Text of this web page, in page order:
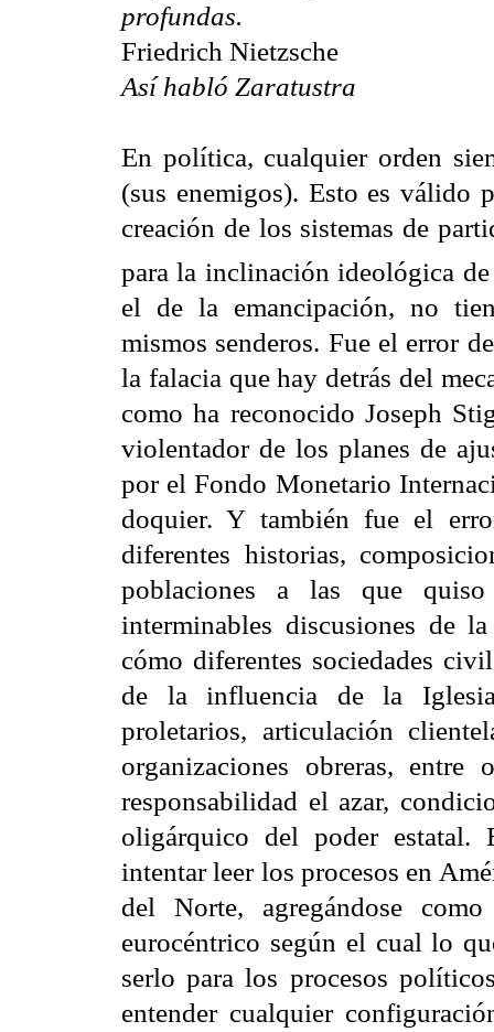
profundas.
Friedrich Nietzsche
Así habló Zaratustra
En política, cualquier orden
(sus enemigos). Esto es válido
creación de los sistemas de
para la inclinación ideológica
el de la emancipación, no
mismos senderos. Fue el error
la falacia que hay detrás del
como ha reconocido Joseph
violentador de los planes de
por el Fondo Monetario
doquier. Y también fue el
diferentes historias,
poblaciones a las que
interminables discusiones de
cómo diferentes sociedades
de la influencia de la
proletarios, articulación
organizaciones obreras, entre
responsabilidad el azar,
oligárquico del poder estatal.
intentar leer los procesos en
del Norte, agregándose
eurocéntrico según el cual lo
serlo para los procesos
entender cualquier